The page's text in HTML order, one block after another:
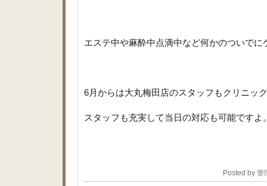
エステ中や麻酔中点滴中など何かのついでに
6月からは大丸梅田店のスタッフもクリニッ
スタッフも充実して当日の対応も可能ですよ
Posted by